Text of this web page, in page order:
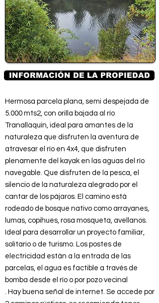
INFORMACIÓN DE LA PROPIEDAD
Hermosa parcela plana, semi despejada de
5.000 mts2, con orilla bajada al río
Tranallaquín, ideal para amantes de la
naturaleza que disfruten la aventura de
atravesar el río en 4x4, que disfruten
plenamente del kayak en las aguas del río
navegable. Que disfruten de la pesca, el
silencio de la naturaleza alegrado por el
cantar de los pájaros. El camino está
rodeado de bosque nativo como arrayanes,
lumas, copihues, rosa mosqueta, avellanos.
Ideal para desarrollar un proyecto familiar,
solitario o de turismo. Los postes de
electricidad están a la entrada de las
parcelas, el agua es factible a través de
bomba desde el río o por pozo vecinal
. Hay buena señal de internet. Se accede por